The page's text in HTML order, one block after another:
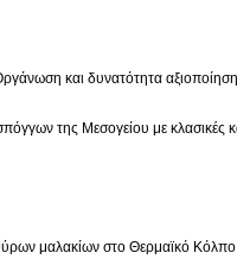
και δυνατότητα
της Μεσογείου με κλασικές
μαλακίων στο Θερμαϊκό Κόλπο